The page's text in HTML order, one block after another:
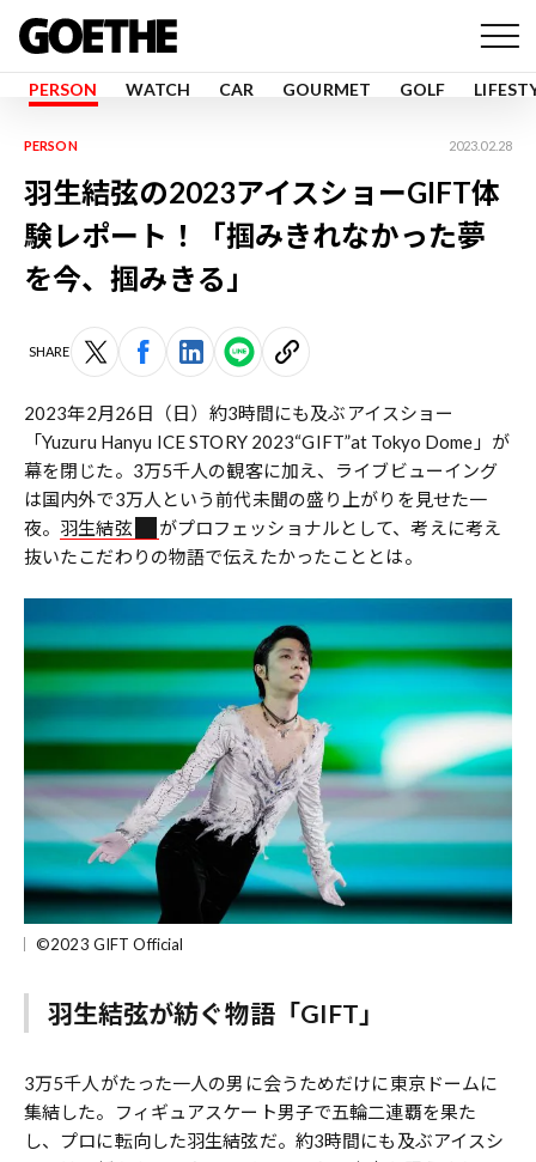
PERSON WATCH CAR GOURMET GOLF
PERSON 2023.02.28
羽生結弦の2023アイスショーGIFT体
験レポート！「掴みきれなかった夢
を今、掴みきる」
SHARE
2023年2月26日（日）約3時間にも及ぶアイスショー
「Yuzuru Hanyu ICE STORY 2023“GIFT”at Tokyo Dome」が
幕を閉じた。3万5千人の観客に加え、ライブビューイング
は国内外で3万人という前代未聞の盛り上がりを見せた一
夜。 羽生結弦
がプロフェッショナルとして、考えに考え
抜いたこだわりの物語で伝えたかったこととは。
©2023 GIFT Official
羽生結弦が紡ぐ物語「GIFT」
3万5千人がたった一人の男に会うためだけに東京ドームに
集結した。フィギュアスケート男子で五輪二連覇を果た
し、プロに転向した羽生結弦だ。約3時間にも及ぶアイスシ